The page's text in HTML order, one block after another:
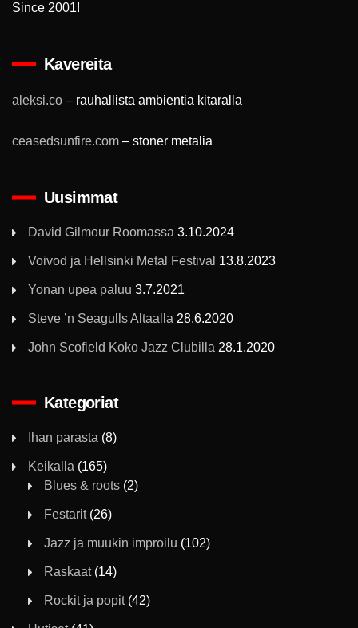
Since 2001!
Kavereita
aleksi.co – rauhallista ambientia kitaralla
ceasedsunfire.com – stoner metalia
Uusimmat
David Gilmour Roomassa 3.10.2024
Voivod ja Hellsinki Metal Festival 13.8.2023
Yonan upea paluu 3.7.2021
Steve ’n Seagulls Altaalla 28.6.2020
John Scofield Koko Jazz Clubilla 28.1.2020
Kategoriat
Ihan parasta (8)
Keikalla (165)
Blues & roots (2)
Festarit(26)
Jazz ja muukin improilu (102)
Raskaat(14)
Rockit ja popit(42)